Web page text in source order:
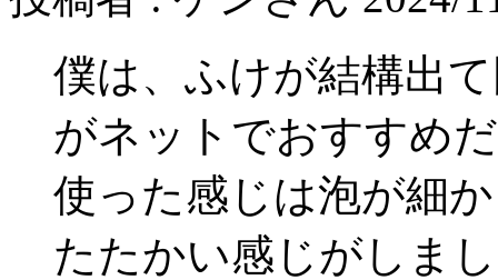
僕は、ふけが結構出
がネットでおすすめ
使った感じは泡が細
たたかい感じがしま